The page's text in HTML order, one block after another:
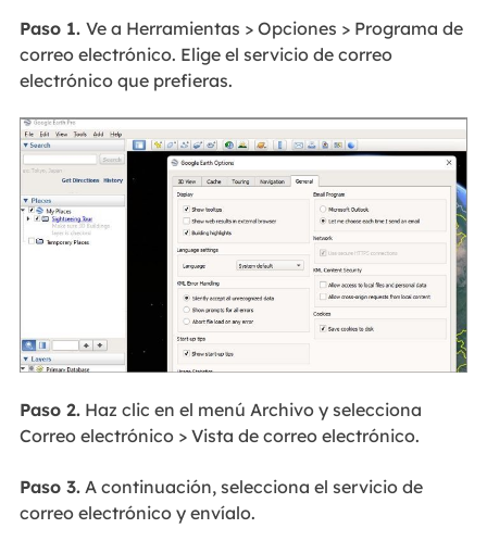
Paso 1. Ve a Herramientas > Opciones > Programa de
correo electrónico. Elige el servicio de correo
electrónico que prefieras.
Paso 2.Haz clic en el menú Archivo y selecciona
Correo electrónico > Vista de correo electrónico.
Paso 3.A continuación, selecciona el servicio de
correo electrónico y envíalo.